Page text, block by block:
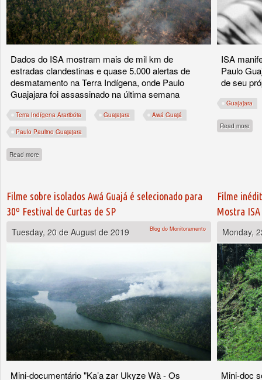
Dados do ISA mostram mais de mil km de
estradas clandestinas e quase 5.000 alertas de
desmatamento na Terra Indígena, onde Paulo
Guajajara foi assassinado na última semana
Terra Indígena Araribóia Guajajara Awá Guajá
Paulo Paulino Guajajara
Read more
ISA
Paulo
de seu
Guajajara
Read more
Filme sobre isolados Awá Guajá é selecionado para
30º Festival de Curtas de SP
Tuesday, 20 de August de 2019
Blog do Monitoramento
Mini-documentário "Ka’a zar Ukyze Wà - Os
Filme
Mostra
Monday,
Mini-doc